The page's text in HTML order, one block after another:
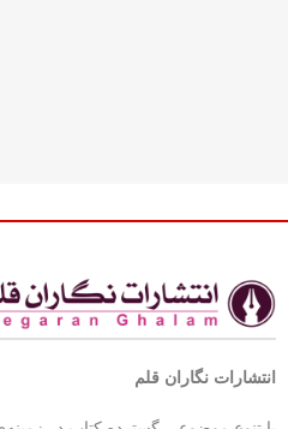
انتشارات نگاران قلم